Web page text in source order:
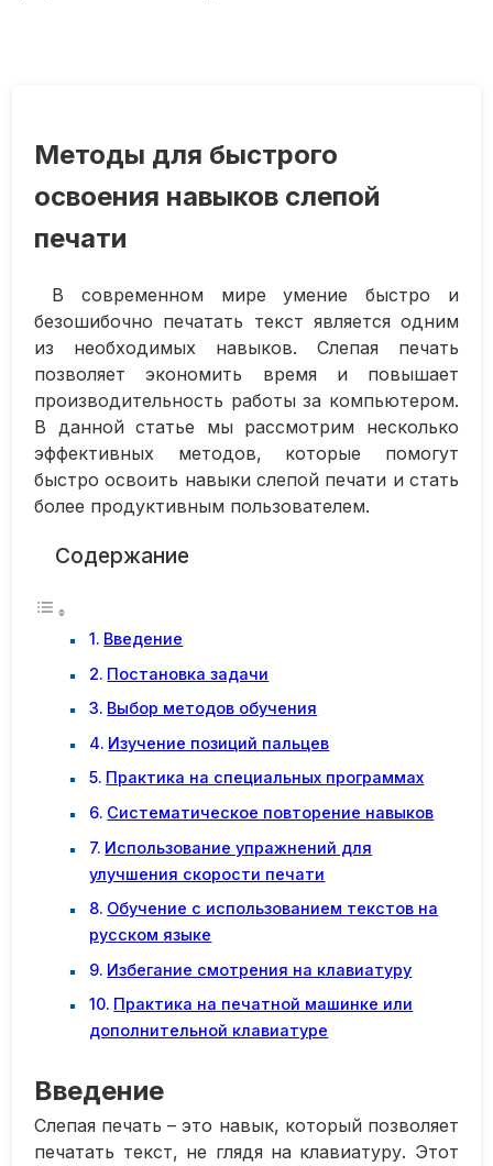
Методы для быстрого
освоения навыков слепой
печати
В современном мире умение быстро и
безошибочно печатать текст является одним
из необходимых навыков. Слепая печать
позволяет экономить время и повышает
производительность работы за компьютером.
В данной статье мы рассмотрим несколько
эффективных методов, которые помогут
быстро освоить навыки слепой печати и стать
более продуктивным пользователем.
Содержание
Введение
Постановка задачи
Выбор методов обучения
Изучение позиций пальцев
Практика на специальных программах
Систематическое повторение навыков
Использование упражнений для
улучшения скорости печати
Обучение с использованием текстов на
русском языке
Избегание смотрения на клавиатуру
Практика на печатной машинке или
дополнительной клавиатуре
Введение
Слепая печать – это навык, который позволяет
печатать текст, не глядя на клавиатуру. Этот